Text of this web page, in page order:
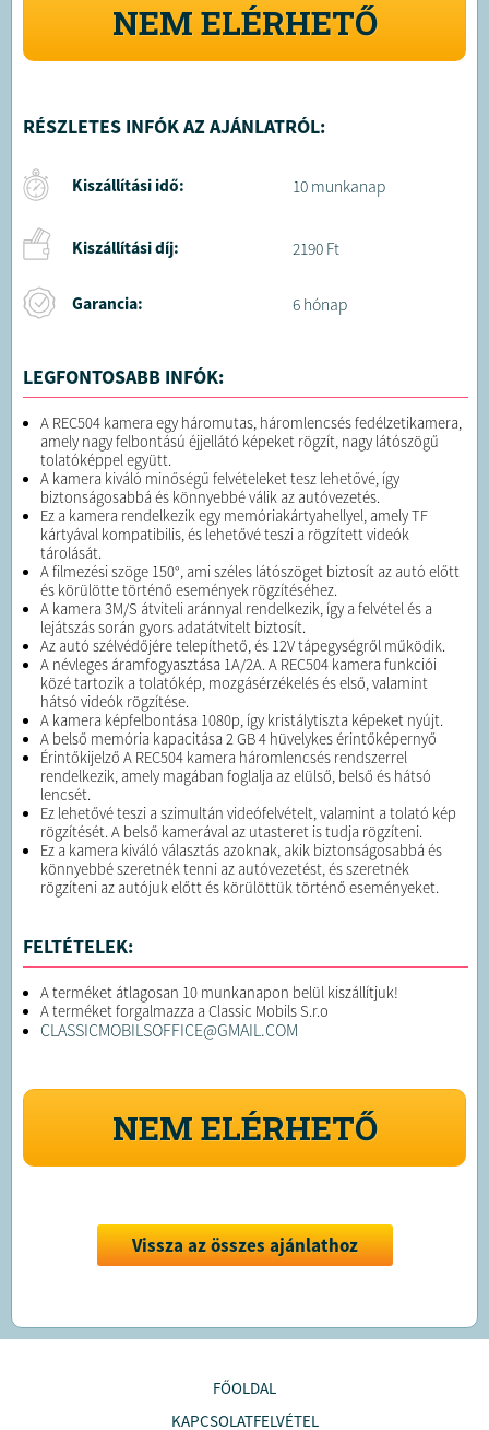
NEM ELÉRHETŐ
RÉSZLETES INFÓK AZ AJÁNLATRÓL:
Kiszállítási idő: 10 munkanap
Kiszállítási díj: 2190 Ft
Garancia: 6 hónap
LEGFONTOSABB INFÓK:
A REC504 kamera egy háromutas, háromlencsés fedélzetikamera,
amely nagy felbontású éjjellátó képeket rögzít, nagy látószögű
tolatóképpel együtt.
A kamera kiváló minőségű felvételeket tesz lehetővé, így
biztonságosabbá és könnyebbé válik az autóvezetés.
Ez a kamera rendelkezik egy memóriakártyahellyel, amely TF
kártyával kompatibilis, és lehetővé teszi a rögzített videók
tárolását.
A filmezési szöge 150°, ami széles látószöget biztosít az autó előtt
és körülötte történő események rögzítéséhez.
A kamera 3M/S átviteli aránnyal rendelkezik, így a felvétel és a
lejátszás során gyors adatátvitelt biztosít.
Az autó szélvédőjére telepíthető, és 12V tápegységről működik.
A névleges áramfogyasztása 1A/2A. A REC504 kamera funkciói
közé tartozik a tolatókép, mozgásérzékelés és első, valamint
hátsó videók rögzítése.
A kamera képfelbontása 1080p, így kristálytiszta képeket nyújt.
A belső memória kapacitása 2 GB 4 hüvelykes érintőképernyő
Érintőkijelző A REC504 kamera háromlencsés rendszerrel
rendelkezik, amely magában foglalja az elülső, belső és hátsó
lencsét.
Ez lehetővé teszi a szimultán videófelvételt, valamint a tolató kép
rögzítését. A belső kamerával az utasteret is tudja rögzíteni.
Ez a kamera kiváló választás azoknak, akik biztonságosabbá és
könnyebbé szeretnék tenni az autóvezetést, és szeretnék
rögzíteni az autójuk előtt és körülöttük történő eseményeket.
FELTÉTELEK:
A terméket átlagosan 10 munkanapon belül kiszállítjuk!
A terméket forgalmazza a Classic Mobils S.r.o
CLASSICMOBILSOFFICE@GMAIL.COM
NEM ELÉRHETŐ
Vissza az összes ajánlathoz
FŐOLDAL
KAPCSOLATFELVÉTEL